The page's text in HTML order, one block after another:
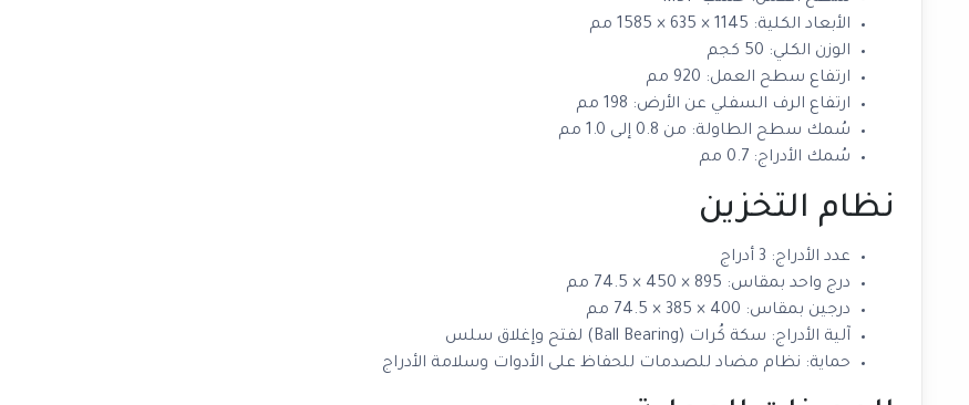
الأبعاد الكلية: 1145 × 635 × 1585 مم
الوزن الكلي: 50 كجم
ارتفاع سطح العمل: 920 مم
ارتفاع الرف السفلي عن الأرض: 198 مم
سُمك سطح الطاولة: من 0.8 إلى 1.0 مم
سُمك الأدراج: 0.7 مم
نظام التخزين
عدد الأدراج: 3 أدراج
درج واحد بمقاس: 895 × 450 × 74.5 مم
درجين بمقاس: 400 × 385 × 74.5 مم
آلية الأدراج: سكة كُرات (Ball Bearing) لفتح وإغلاق سلس
حماية: نظام مضاد للصدمات للحفاظ على الأدوات وسلامة الأدراج